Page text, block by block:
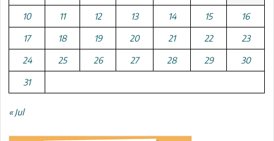
10 11 12 13 14 15 16
17 18 19 20 21 22 23
24 25 26 27 28 29 30
31
« Jul